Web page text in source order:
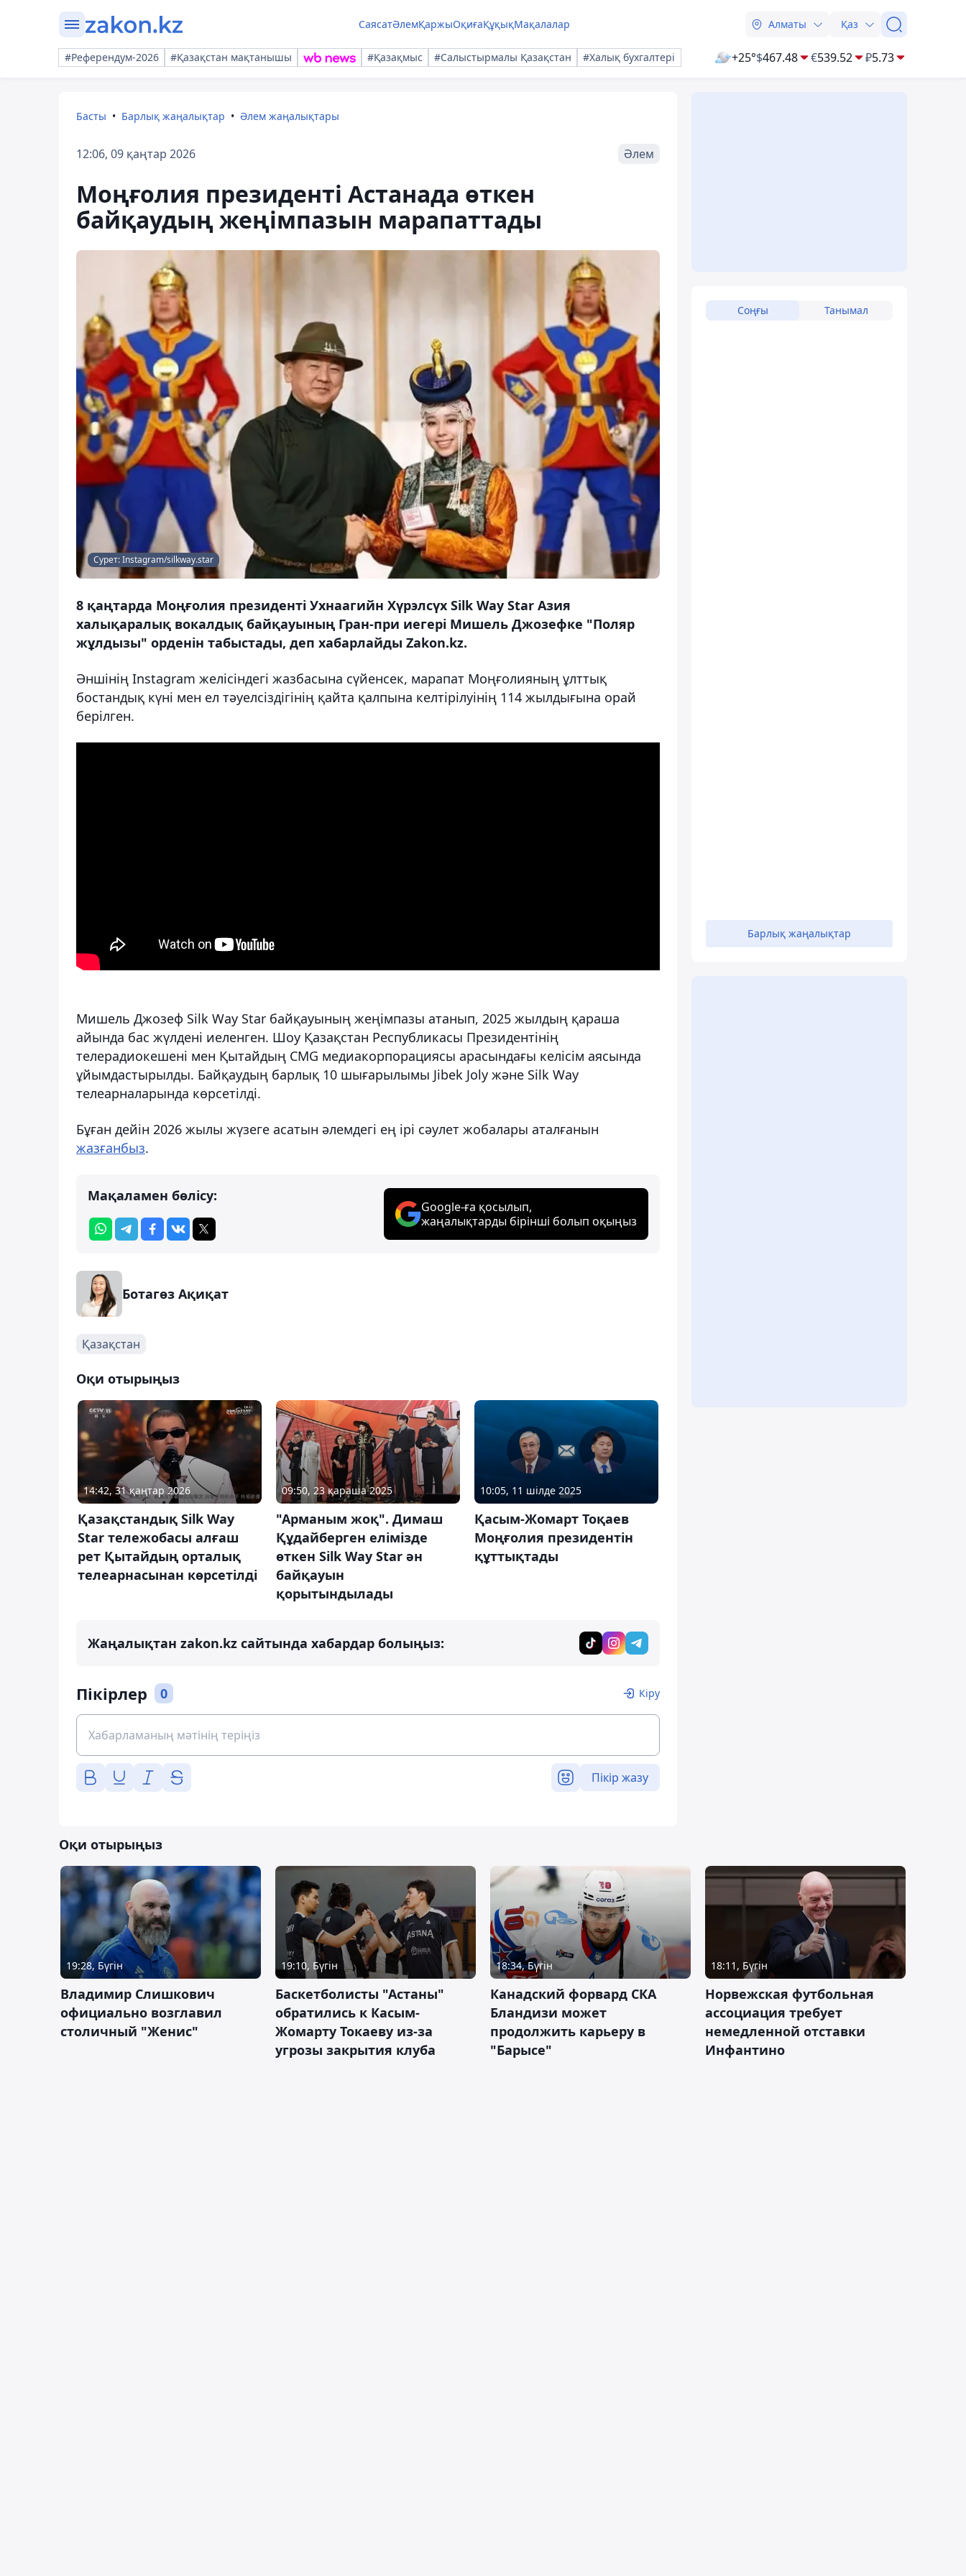
СаясатӘлемҚаржыОқиғаҚұқықМақалалар Алматы Қаз
#Референдум-2026 #Қазақстан мақтанышы #Қазақмыс #Салыстырмалы Қазақстан #Халық бухгалтері +25°$467.48 €539.52 ₽5.73
Басты Барлық жаңалықтар Әлем жаңалықтары
12:06, 09 қаңтар 2026 Әлем
Моңғолия президенті Астанада өткен
байқаудың жеңімпазын марапаттады
Сурет: Instagram/silkway.star
8 қаңтарда Моңғолия президенті Ухнаагийн Хүрэлсүх Silk Way Star Азия
халықаралық вокалдық байқауының Гран-при иегері Мишель Джозефке "Поляр
жұлдызы" орденін табыстады, деп хабарлайды Zakon.kz.
Әншінің Instagram желісіндегі жазбасына сүйенсек, марапат Моңғолияның ұлттық
бостандық күні мен ел тәуелсіздігінің қайта қалпына келтірілуінің 114 жылдығына орай
берілген.
Мишель Джозеф Silk Way Star байқауының жеңімпазы атанып, 2025 жылдың қараша
айында бас жүлдені иеленген. Шоу Қазақстан Республикасы Президентінің
телерадиокешені мен Қытайдың CMG медиакорпорациясы арасындағы келісім аясында
ұйымдастырылды. Байқаудың барлық 10 шығарылымы Jibek Joly және Silk Way
телеарналарында көрсетілді.
Бұған дейін 2026 жылы жүзеге асатын әлемдегі ең ірі сәулет жобалары аталғанын
жазғанбыз.
Мақаламен бөлісу:
Google-ға қосылып,
жаңалықтарды бірінші болып оқыңыз
Ботагөз Ақиқат
Қазақстан
Оқи отырыңыз
14:42, 31 қаңтар 2026
Қазақстандық Silk Way
Star тележобасы алғаш
рет Қытайдың орталық
телеарнасынан көрсетілді
09:50, 23 қараша 2025
"Арманым жоқ". Димаш
Құдайберген елімізде
өткен Silk Way Star ән
байқауын
қорытындылады
10:05, 11 шілде 2025
Қасым-Жомарт Тоқаев
Моңғолия президентін
құттықтады
Жаңалықтан zakon.kz сайтында хабардар болыңыз:
Пікірлер 0 Кіру
Пікір жазу
Соңғы Танымал
Барлық жаңалықтар
Оқи отырыңыз
19:28, Бүгін
Владимир Слишкович
официально возглавил
столичный "Женис"
19:10, Бүгін
Баскетболисты "Астаны"
обратились к Касым-
Жомарту Токаеву из-за
угрозы закрытия клуба
18:34, Бүгін
Канадский форвард СКА
Бландизи может
продолжить карьеру в
"Барысе"
18:11, Бүгін
Норвежская футбольная
ассоциация требует
немедленной отставки
Инфантино